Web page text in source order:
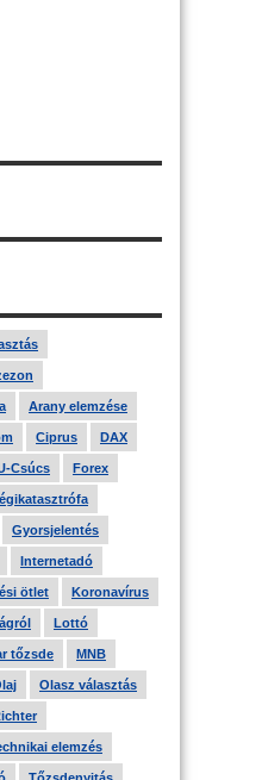
Arany elemzése
Ciprus DAX
Csúcs Forex
Gyorsjelentés
Internetadó
ötlet Koronavírus
Lottó
tőzsde MNB
Olasz választás
elemzés